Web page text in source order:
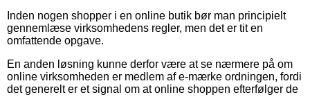
Inden nogen shopper i en online butik bør man principielt
gennemlæse virksomhedens regler, men det er tit en
omfattende opgave.
En anden løsning kunne derfor være at se nærmere på om
online virksomheden er medlem af e-mærke ordningen, fordi
det generelt er et signal om at online shoppen efterfølger de